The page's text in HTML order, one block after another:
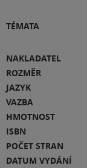
TÉMATA
NAKLADATEL
ROZMĚR
JAZYK
VAZBA
HMOTNOST
ISBN
POČET STRAN
DATUM VYDÁNÍ